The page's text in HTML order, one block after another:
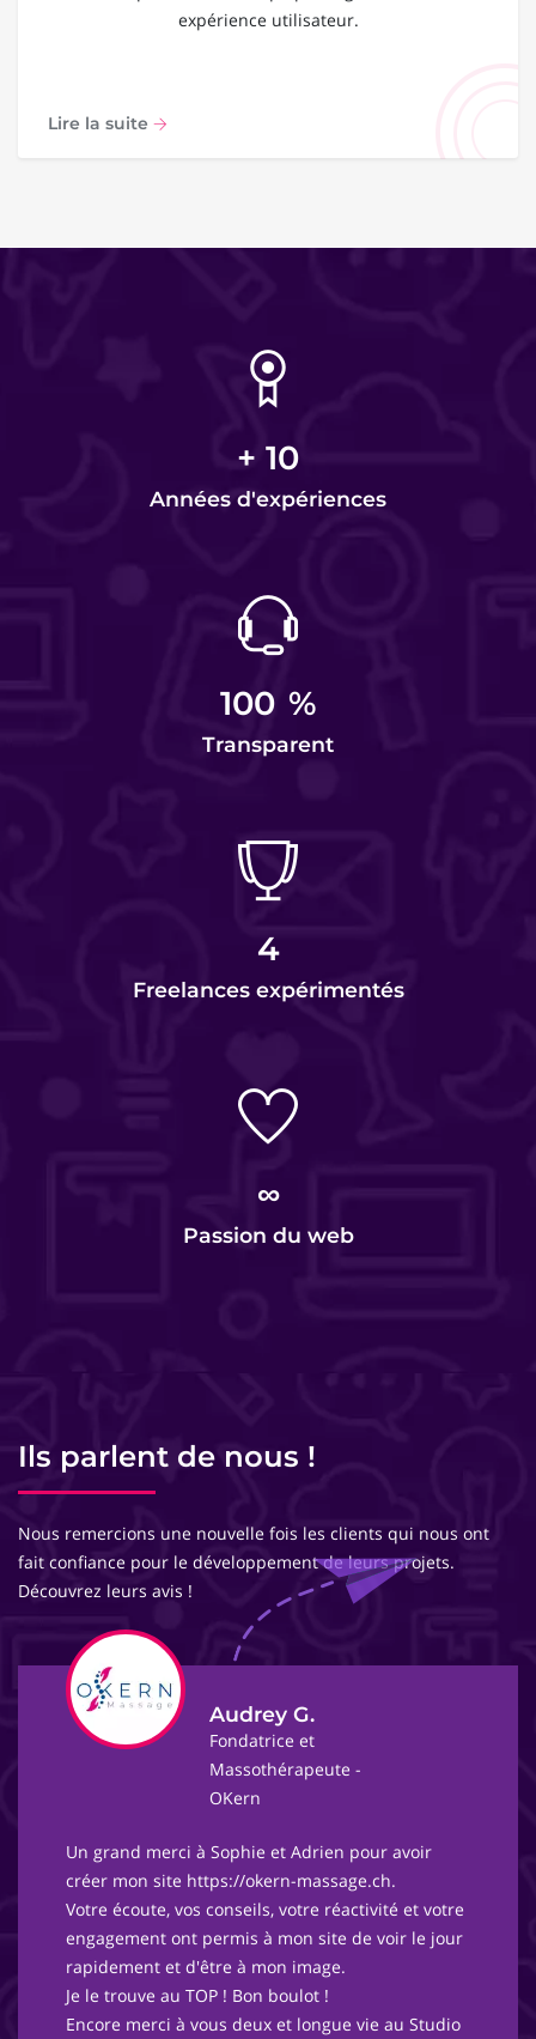
expérience utilisateur.
Lire la suite
+ 10
Années d'expériences
100 %
Transparent
4
Freelances expérimentés
∞
Passion du web
Ils parlent de nous !
Nous remercions une nouvelle fois les clients qui nous ont
fait confiance pour le développement de leurs projets.
Découvrez leurs avis !
Audrey G.
Fondatrice et
Massothérapeute -
OKern
Un grand merci à Sophie et Adrien pour avoir
créer mon site https://okern-massage.ch.
Votre écoute, vos conseils, votre réactivité et votre
engagement ont permis à mon site de voir le jour
rapidement et d'être à mon image.
Je le trouve au TOP ! Bon boulot !
Encore merci à vous deux et longue vie au Studio